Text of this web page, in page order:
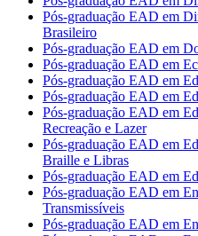
Pós-graduação EAD em
Brasileiro
Pós-graduação EAD em
Pós-graduação EAD em
Pós-graduação EAD em
Pós-graduação EAD em
Pós-graduação EAD em
Recreação e Lazer
Pós-graduação EAD em
Braille e Libras
Pós-graduação EAD em
Pós-graduação EAD em
Transmissíveis
Pós-graduação EAD em